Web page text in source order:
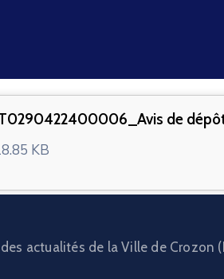
de
KB
actualités de la Ville de Crozon